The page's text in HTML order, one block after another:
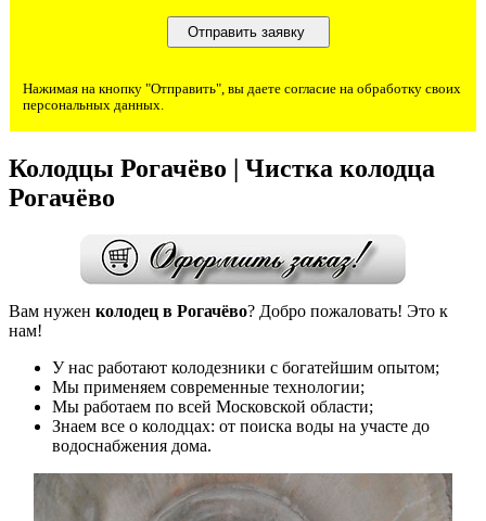
Нажимая на кнопку "Отправить", вы даете согласие на обработку своих
персональных данных.
Колодцы Рогачёво | Чистка колодца
Рогачёво
Вам нужен колодец в Рогачёво? Добро пожаловать! Это к
нам!
У нас работают колодезники с богатейшим опытом;
Мы применяем современные технологии;
Мы работаем по всей Московской области;
Знаем все о колодцах: от поиска воды на участе до
водоснабжения дома.